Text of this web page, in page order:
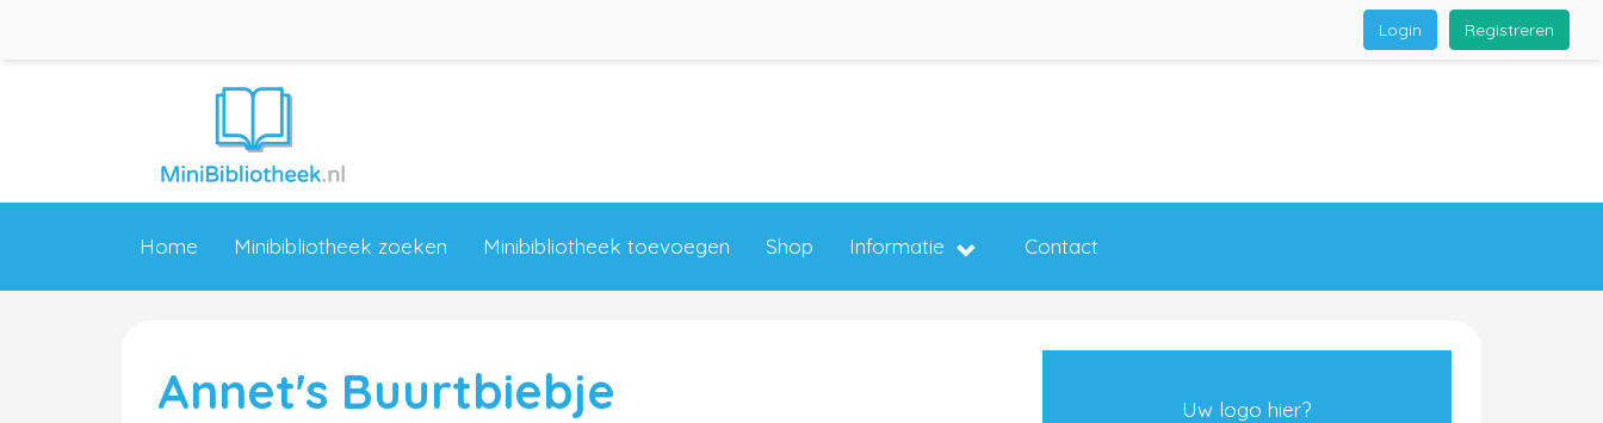
Registreren
Login
Home Minibibliotheek zoeken Minibibliotheek toevoegen Shop Informatie Contact
Annet's Buurtbiebje Uw logo hier?